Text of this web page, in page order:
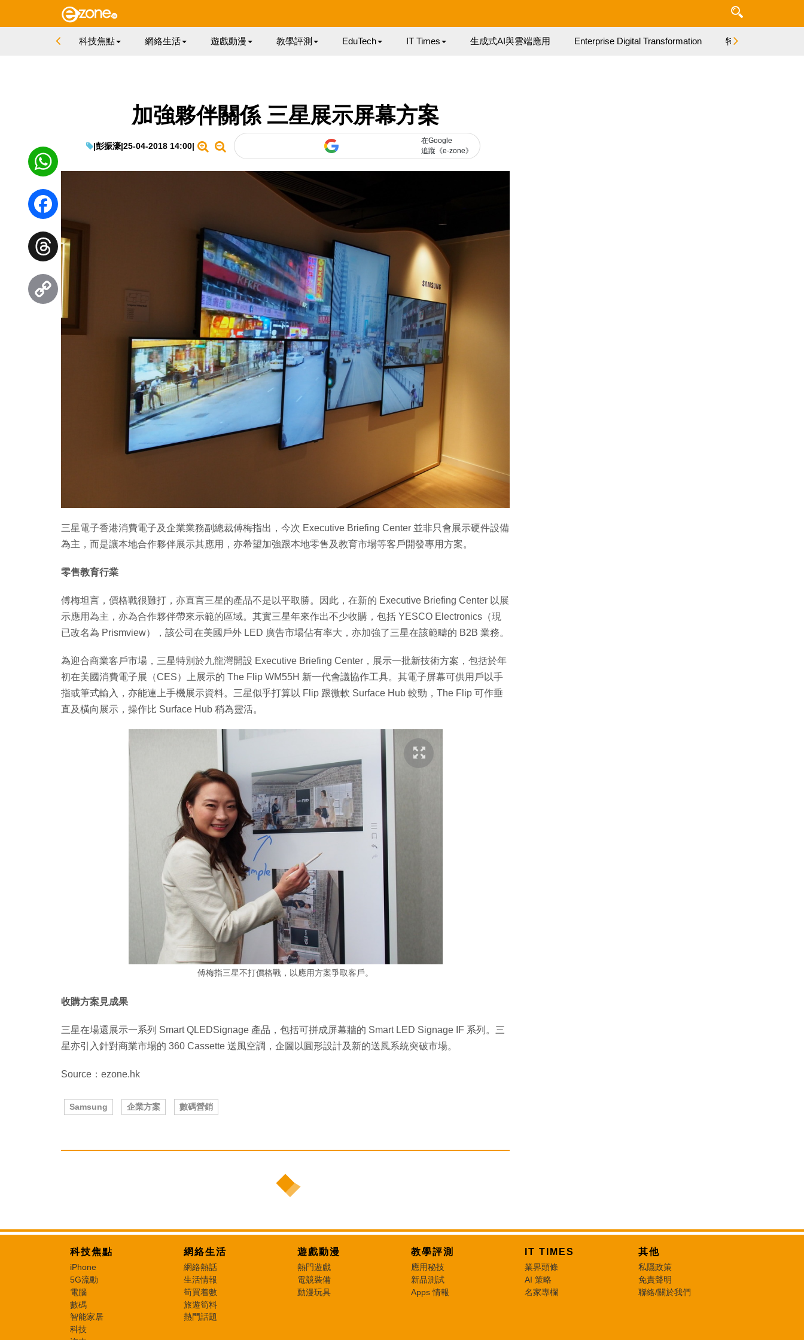
科技焦點 網絡生活 遊戲動漫 教學評測 EduTech IT Times 生成式AI與雲端應用 Enterprise Digital Transformation 特集
加強夥伴關係 三星展示屏幕方案
|彭振濠|25-04-2018 14:00|
在Google
追蹤《e-zone》
三星電子香港消費電子及企業業務副總裁傅梅指出，今次 Executive Briefing Center 並非只會展示硬件設備
為主，而是讓本地合作夥伴展示其應用，亦希望加強跟本地零售及教育市場等客戶開發專用方案。
零售教育行業
傅梅坦言，價格戰很難打，亦直言三星的產品不是以平取勝。因此，在新的 Executive Briefing Center 以展
示應用為主，亦為合作夥伴帶來示範的區域。其實三星年來作出不少收購，包括 YESCO Electronics（現
已改名為 Prismview），該公司在美國戶外 LED 廣告市場佔有率大，亦加強了三星在該範疇的 B2B 業務。
為迎合商業客戶市場，三星特別於九龍灣開設 Executive Briefing Center，展示一批新技術方案，包括於年
初在美國消費電子展（CES）上展示的 The Flip WM55H 新一代會議協作工具。其電子屏幕可供用戶以手
指或筆式輸入，亦能連上手機展示資料。三星似乎打算以 Flip 跟微軟 Surface Hub 較勁，The Flip 可作垂
直及橫向展示，操作比 Surface Hub 稍為靈活。
傅梅指三星不打價格戰，以應用方案爭取客戶。
收購方案見成果
三星在場還展示一系列 Smart QLEDSignage 產品，包括可拼成屏幕牆的 Smart LED Signage IF 系列。三
星亦引入針對商業市場的 360 Cassette 送風空調，企圖以圓形設計及新的送風系統突破市場。
Source：ezone.hk
Samsung 企業方案 數碼營銷
WhatsApp
Facebook
Threads
科技焦點
iPhone
5G流動
電腦
數碼
智能家居
科技
網絡生活
網絡熱話
生活情報
筍買着數
旅遊筍料
熱門話題
遊戲動漫
熱門遊戲
電競裝備
動漫玩具
教學評測
應用秘技
新品測試
Apps 情報
IT TIMES
業界頭條
AI 策略
名家專欄
其他
私隱政策
免責聲明
聯絡/關於我們